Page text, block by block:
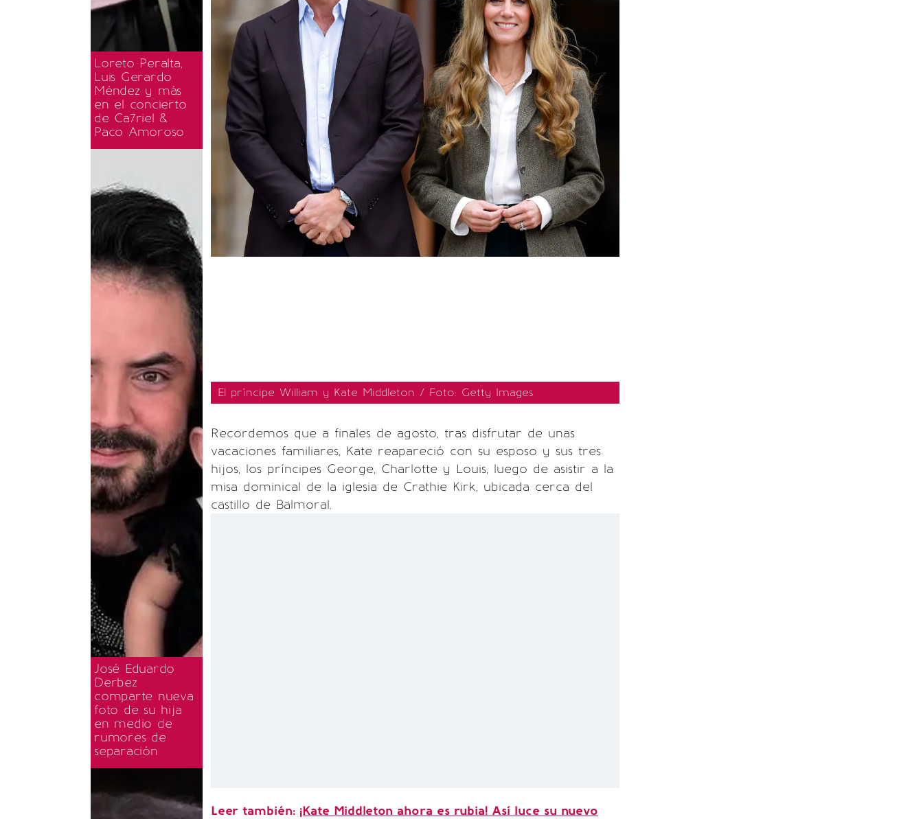
Loreto Peralta,
Luis Gerardo
Méndez y más
en el concierto
de Ca7riel &
Paco Amoroso
José Eduardo
Derbez
comparte nueva
foto de su hija
en medio de
rumores de
separación
El príncipe William y Kate Middleton / Foto: Getty Images
Recordemos que a finales de agosto, tras disfrutar de unas
vacaciones familiares, Kate reapareció con su esposo y sus tres
hijos, los príncipes George, Charlotte y Louis, luego de asistir a la
misa dominical de la iglesia de Crathie Kirk, ubicada cerca del
castillo de Balmoral.
Leer también: ¡Kate Middleton ahora es rubia! Así luce su nuevo